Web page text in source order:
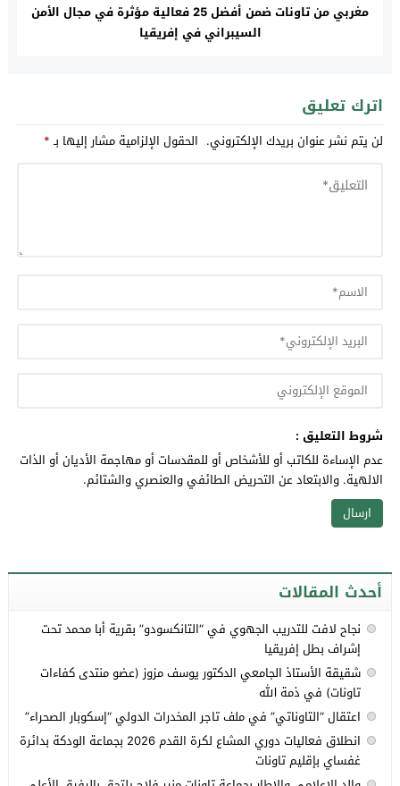
مغربي من تاونات ضمن أفضل 25 فعالية مؤثرة في مجال الأمن
السيبراني في إفريقيا
اترك تعليق
لن يتم نشر عنوان بريدك الإلكتروني. الحقول الإلزامية مشار إليها بـ*
شروط التعليق :
عدم الإساءة للكاتب أو للأشخاص أو للمقدسات أو مهاجمة الأديان أو الذات
الالهية. والابتعاد عن التحريض الطائفي والعنصري والشتائم.
أحدث المقالات
نجاح لافت للتدريب الجهوي في “التانكسودو” بقرية أبا محمد تحت
إشراف بطل إفريقيا
شقيقة الأستاذ الجامعي الدكتور يوسف مزوز (عضو منتدى كفاءات
تاونات) في ذمة الله
اعتقال “التاوناتي” في ملف تاجر المخدرات الدولي “إسكوبار الصحراء”
انطلاق فعاليات دوري المشاع لكرة القدم 2026 بجماعة الودكة بدائرة
غفساي بإقليم تاونات